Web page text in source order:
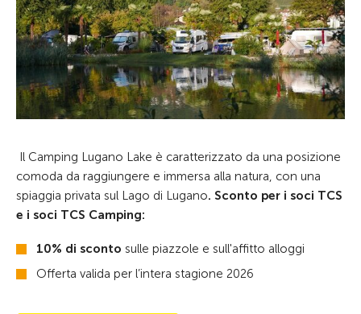
Il Camping Lugano Lake è caratterizzato da una posizione
comoda da raggiungere e immersa alla natura, con una
spiaggia privata sul Lago di Lugano. Sconto per i soci TCS
e i soci TCS Camping:
10% di sconto sulle piazzole e sull'affitto alloggi
Offerta valida per l’intera stagione 2026